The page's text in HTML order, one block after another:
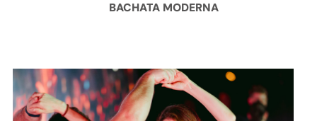
BACHATA MODERNA